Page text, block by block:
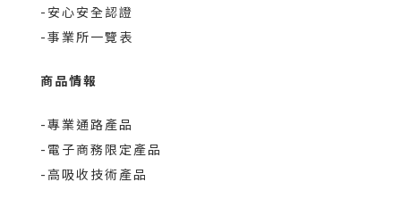
-安心安全認證
-事業所一覽表
商品情報
-專業通路產品
-電子商務限定產品
-高吸收技術產品